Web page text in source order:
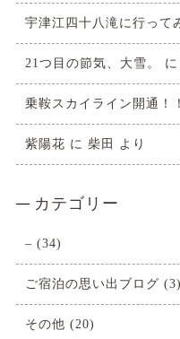
宇津江四十八滝に行って
21つ目の節気、大雪。 に
乗鞍スカイライン開通！！
紫陽花 に 柴田 より
カテゴリー
– (34)
ご宿泊の思い出ブログ (3)
その他 (20)